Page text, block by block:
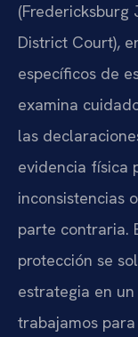
(Fredericksburg
District Court),
específicos de
examina
las
evidencia física
inconsistencias
parte contraria.
protección se
estrategia en
trabajamos